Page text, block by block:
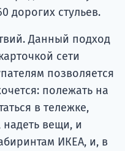
дорогих стульев.
Данный подход
сети
позволяется
полежать на
в тележке,
вещи, и
ИКЕА, и, в